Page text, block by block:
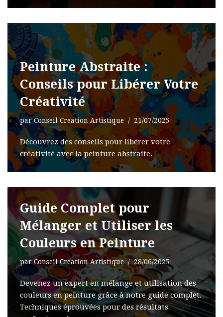
Peinture Abstraite :
Conseils pour Libérer Votre
Créativité
parConseil Creation Artistique 21/07/2025
Découvrez des conseils pour libérer votre
créativité avec la peinture abstraite.
Guide Complet pour
Mélanger et Utiliser les
Couleurs en Peinture
parConseil Creation Artistique 28/06/2025
Devenez un expert en mélange et utilisation des
couleurs en peinture grâce à notre guide complet.
Techniques éprouvées pour des résultats